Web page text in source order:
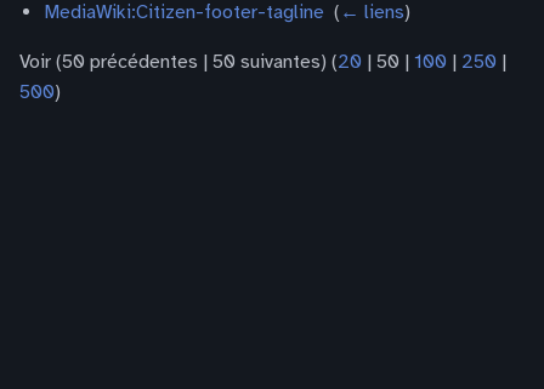
MediaWiki:Citizen-footer-tagline ( ← liens)
Voir (50 précédentes | 50 suivantes) (20 | 50 | 100 | 250 |
500)